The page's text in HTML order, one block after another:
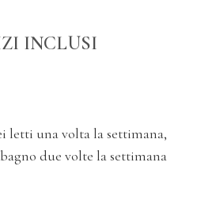
INCLUSI
letti una volta la settimana,
due volte la settimana